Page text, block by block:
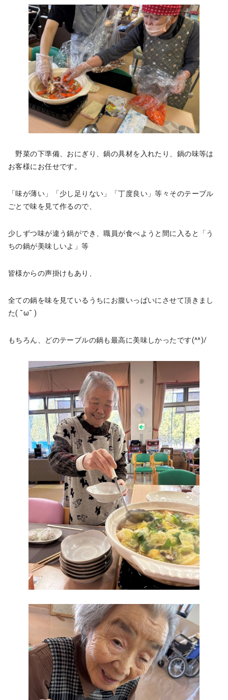
野菜の下準備、おにぎり、鍋の具材を入れたり、鍋の味等は
お客様にお任せです。
「味が薄い」「少し足りない」「丁度良い」等々そのテーブル
ごとで味を見て作るので、
少しずつ味が違う鍋ができ、職員が食べようと間に入ると「う
ちの鍋が美味しいよ」等
皆様からの声掛けもあり、
全ての鍋を味を見ているうちにお腹いっぱいにさせて頂きまし
た( ˘ω˘ )
もちろん、どのテーブルの鍋も最高に美味しかったです(^^)/